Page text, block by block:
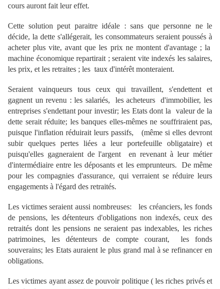
cours auront fait leur effet.
Cette solution peut paraitre idéale : sans que personne ne le
décide, la dette s'allégerait, les consommateurs seraient poussés à
acheter plus vite, avant que les prix ne montent d'avantage ; la
machine économique repartirait ; seraient vite indexés les salaires,
les prix, et les retraites ; les taux d'intérêt monteraient.
Seraient vainqueurs tous ceux qui travaillent, s'endettent et
gagnent un revenu : les salariés, les acheteurs d'immobilier, les
entreprises s'endettant pour investir; les Etats dont la valeur de la
dette serait réduite; les banques elles-mêmes ne souffriraient pas,
puisque l'inflation réduirait leurs passifs, (même si elles devront
subir quelques pertes liées a leur portefeuille obligataire) et
puisqu'elles gagneraient de l'argent en revenant à leur métier
d'intermédiaire entre les déposants et les emprunteurs. De même
pour les compagnies d'assurance, qui verraient se réduire leurs
engagements à l'égard des retraités.
Les victimes seraient aussi nombreuses: les créanciers, les fonds
de pensions, les détenteurs d'obligations non indexés, ceux des
retraités dont les pensions ne seraient pas indexables, les riches
patrimoines, les détenteurs de compte courant, les fonds
souverains; les Etats auraient le plus grand mal à se refinancer en
obligations.
Les victimes ayant assez de pouvoir politique ( les riches privés et